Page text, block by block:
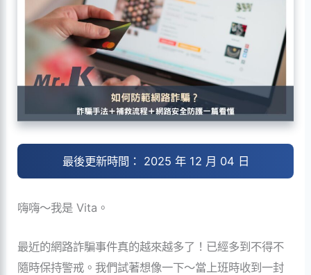
最後更新時間： 2025 年 12 月 04 日
嗨嗨～我是 Vita。
最近的網路詐騙事件真的越來越多了！已經多到不得不
隨時保持警戒。我們試著想像一下～當上班時收到一封